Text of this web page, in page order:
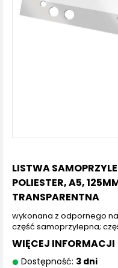
LISTWA
POLIESTER, A5,
TRANSPARENTNA
wykonana z odpornego
część samoprzylepna;
WIĘCEJ INFORMACJI
Dostępność: 3 dni